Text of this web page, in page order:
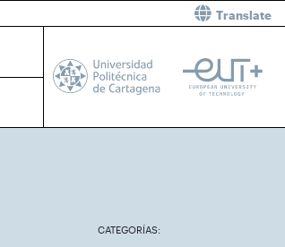
Translate
CATEGORÍAS: